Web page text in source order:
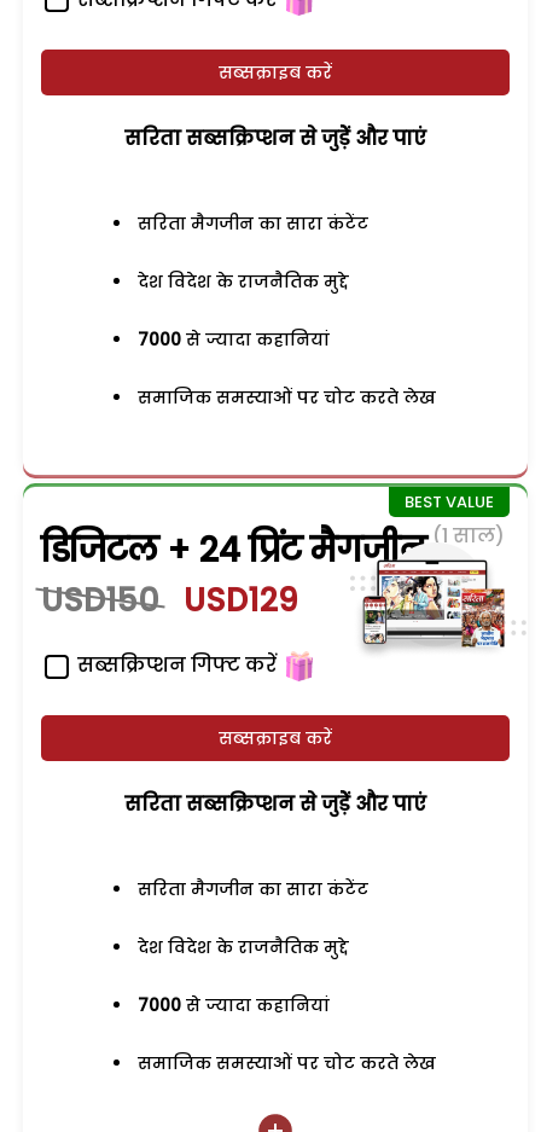
सब्सक्राइब करें
सरिता सब्सक्रिप्शन से जुड़ेें और पाएं
सरिता मैगजीन का सारा कंटेंट
देश विदेश के राजनैतिक मुद्दे
7000 से ज्यादा कहानियां
समाजिक समस्याओं पर चोट करते लेख
डिजिटल + 24 प्रिंट मैगजीन (1 साल)
USD150 USD129
सब्सक्रिप्शन गिफ्ट करें
सब्सक्राइब करें
सरिता सब्सक्रिप्शन से जुड़ेें और पाएं
सरिता मैगजीन का सारा कंटेंट
देश विदेश के राजनैतिक मुद्दे
7000 से ज्यादा कहानियां
समाजिक समस्याओं पर चोट करते लेख